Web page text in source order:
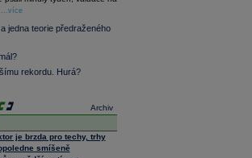
0,22
006,78
...více
jedna teorie předraženého
rekordu. Hurá?
Archiv
je brzda pro techy, trhy
smíšeně